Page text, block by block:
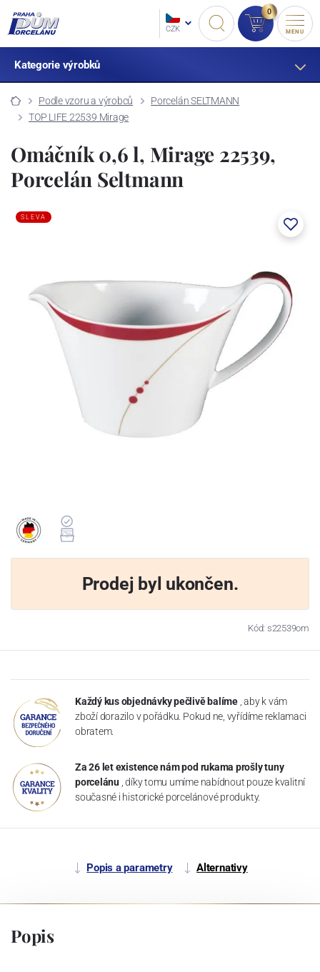
CZK
0
MENU
Kategorie výrobků
Podle vzoru a výrobců
Porcelán SELTMANN
TOP LIFE 22539 Mirage
Omáčník 0,6 l, Mirage 22539,
Porcelán Seltmann
SLEVA
Prodej byl ukončen.
Kód: s22539om
Každý kus objednávky pečlivě balíme , aby k vám
zboží dorazilo v pořádku. Pokud ne, vyřídíme reklamaci
obratem.
Za 26 let existence nám pod rukama prošly tuny
porcelánu , díky tomu umíme nabídnout pouze kvalitní
současné i historické porcelánové produkty.
Popis a parametry Alternativy
Popis